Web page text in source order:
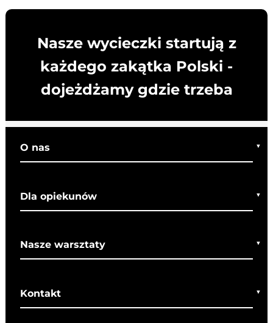
Nasze wycieczki startują z
każdego zakątka Polski -
dojeżdżamy gdzie trzeba
O nas
Co o nas mówią
Dla opiekunów
Bezpieczeństwo
Nasze warsztaty
Warsztaty wielkanocne
Kontakt